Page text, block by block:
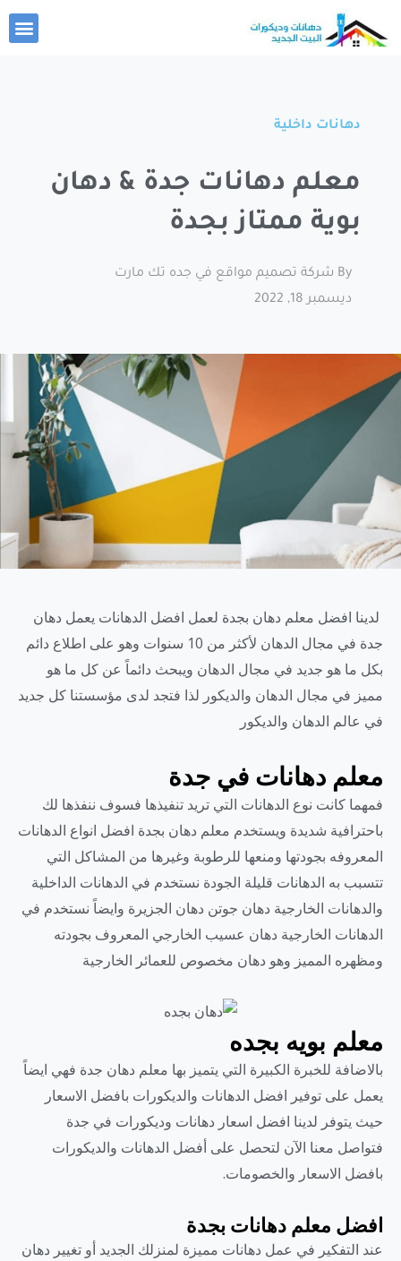
إلى
دهانات داخلية
معلم دهانات جدة & دهان
بوية ممتاز بجدة
By شركة تصميم مواقع في جده تك مارت
ديسمبر 18, 2022
لدينا افضل معلم دهان بجدة لعمل افضل الدهانات يعمل دهان
جدة في مجال الدهان لأكثر من 10 سنوات وهو على اطلاع دائم
بكل ما هو جديد في مجال الدهان ويبحث دائماً عن كل ما هو
مميز في مجال الدهان والديكور لذا فتجد لدى مؤسستنا كل جديد
في عالم الدهان والديكور
معلم دهانات في جدة
فمهما كانت نوع الدهانات التي تريد تنفيذها فسوف ننفذها لك
باحترافية شديدة ويستخدم معلم دهان بجدة افضل انواع الدهانات
المعروفه بجودتها ومنعها للرطوبة وغيرها من المشاكل التي
تتسبب به الدهانات قليلة الجودة نستخدم في الدهانات الداخلية
والدهانات الخارجية دهان جوتن دهان الجزيرة وايضاً نستخدم في
الدهانات الخارجية دهان عسيب الخارجي المعروف بجودته
ومظهره المميز وهو دهان مخصوص للعمائر الخارجية
معلم بويه بجده
بالاضافة للخبرة الكبيرة التي يتميز بها معلم دهان جدة فهي ايضاً
يعمل على توفير افضل الدهانات والديكورات بافضل الاسعار
حيث يتوفر لدينا افضل اسعار دهانات وديكورات في جدة
فتواصل معنا الآن لتحصل على أفضل الدهانات والديكورات
بافضل الاسعار والخصومات.
افضل معلم دهانات بجدة
عند التفكير في عمل دهانات مميزة لمنزلك الجديد أو تغيير دهان